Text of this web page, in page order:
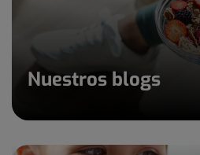
Nuestros blogs